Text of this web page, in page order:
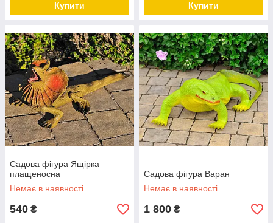
Купити Купити
Садова фігура Ящірка
плащеносна
Немає в наявності
540 ₴
Садова фігура Варан
Немає в наявності
1 800 ₴